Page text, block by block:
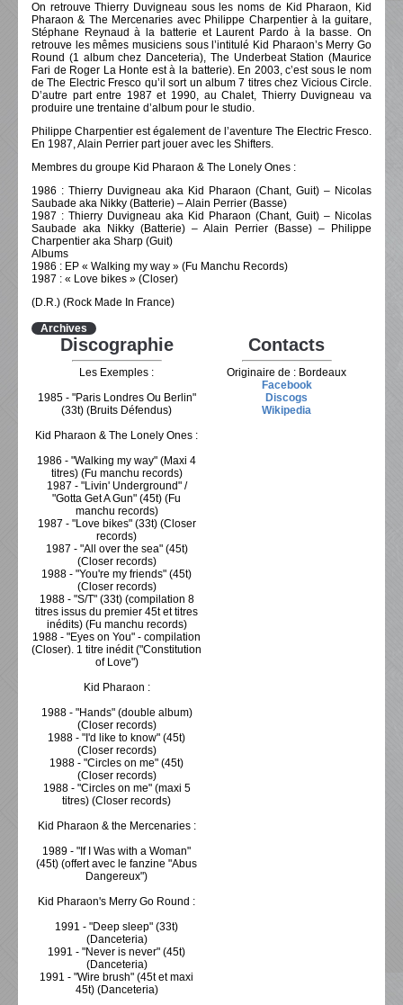
On retrouve Thierry Duvigneau sous les noms de Kid Pharaon, Kid
Pharaon & The Mercenaries avec Philippe Charpentier à la guitare,
Stéphane Reynaud à la batterie et Laurent Pardo à la basse. On
retrouve les mêmes musiciens sous l’intitulé Kid Pharaon’s Merry Go
Round (1 album chez Danceteria), The Underbeat Station (Maurice
Fari de Roger La Honte est à la batterie). En 2003, c’est sous le nom
de The Electric Fresco qu’il sort un album 7 titres chez Vicious Circle.
D’autre part entre 1987 et 1990, au Chalet, Thierry Duvigneau va
produire une trentaine d’album pour le studio.
Philippe Charpentier est également de l’aventure The Electric Fresco.
En 1987, Alain Perrier part jouer avec les Shifters.
Membres du groupe Kid Pharaon & The Lonely Ones :
1986 : Thierry Duvigneau aka Kid Pharaon (Chant, Guit) – Nicolas
Saubade aka Nikky (Batterie) – Alain Perrier (Basse)
1987 : Thierry Duvigneau aka Kid Pharaon (Chant, Guit) – Nicolas
Saubade aka Nikky (Batterie) – Alain Perrier (Basse) – Philippe
Charpentier aka Sharp (Guit)
Albums
1986 : EP « Walking my way » (Fu Manchu Records)
1987 : « Love bikes » (Closer)
(D.R.) (Rock Made In France)
Archives
Discographie
Les Exemples :
1985 - "Paris Londres Ou Berlin"
(33t) (Bruits Défendus)
Kid Pharaon & The Lonely Ones :
1986 - "Walking my way" (Maxi 4
titres) (Fu manchu records)
1987 - "Livin' Underground" /
"Gotta Get A Gun" (45t) (Fu
manchu records)
1987 - "Love bikes" (33t) (Closer
records)
1987 - "All over the sea" (45t)
(Closer records)
1988 - "You're my friends" (45t)
(Closer records)
1988 - "S/T" (33t) (compilation 8
titres issus du premier 45t et titres
inédits) (Fu manchu records)
1988 - "Eyes on You" - compilation
(Closer). 1 titre inédit ("Constitution
of Love")
Kid Pharaon :
1988 - "Hands" (double album)
(Closer records)
1988 - "I'd like to know" (45t)
(Closer records)
1988 - "Circles on me" (45t)
(Closer records)
1988 - "Circles on me" (maxi 5
titres) (Closer records)
Kid Pharaon & the Mercenaries :
1989 - "If I Was with a Woman"
(45t) (offert avec le fanzine "Abus
Dangereux")
Kid Pharaon's Merry Go Round :
1991 - "Deep sleep" (33t)
(Danceteria)
1991 - "Never is never" (45t)
(Danceteria)
1991 - "Wire brush" (45t et maxi
45t) (Danceteria)
Contacts
Originaire de : Bordeaux
Facebook
Discogs
Wikipedia